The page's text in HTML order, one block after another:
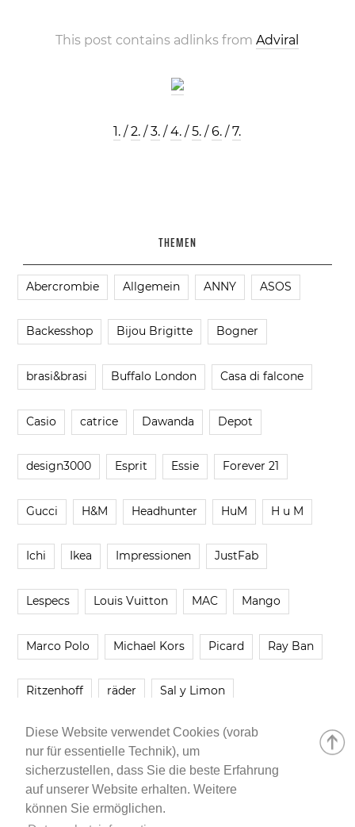
Diese Website verwendet Cookies (vorab
nur für essentielle Technik), um
sicherzustellen, dass Sie die beste Erfahrung
auf unserer Website erhalten. Weitere
können Sie ermöglichen.
This post contains adlinks fromAdviral
1. /2. /3. /4. /5. /6. /7.
THEMEN
Abercrombie Allgemein ANNY ASOS
Backesshop Bijou Brigitte Bogner
brasi&brasi Buffalo London Casa di falcone
Casio catrice Dawanda Depot
design3000 Esprit Essie Forever 21
Gucci H&M Headhunter HuM H u M
Ichi Ikea Impressionen JustFab
Lespecs Louis Vuitton MAC Mango
Marco Polo Michael Kors Picard Ray Ban
Ritzenhoff räder Sal y Limon
Smartbuyglasses smash! Steve Madden
Younique Zara